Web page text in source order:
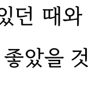
던 때
았을